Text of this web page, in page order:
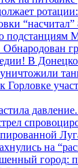
подстанциям
В
на
город: